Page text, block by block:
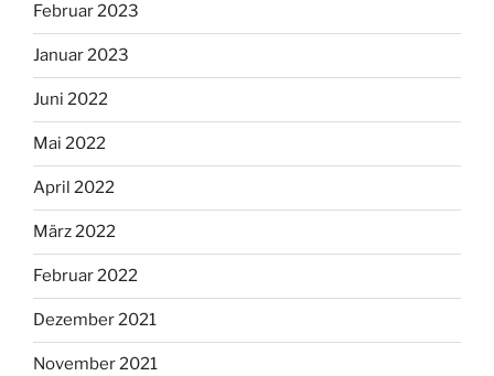
Februar 2023
Januar 2023
Juni 2022
Mai 2022
April 2022
März 2022
Februar 2022
Dezember 2021
November 2021